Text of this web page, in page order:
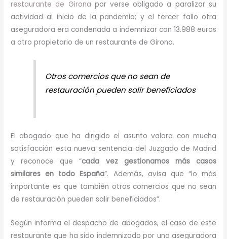
restaurante de Girona por verse obligado a paralizar su
actividad al inicio de la pandemia; y el tercer fallo otra
aseguradora era condenada a indemnizar con 13.988 euros
a otro propietario de un restaurante de Girona.
Otros comercios que no sean de
restauración pueden salir beneficiados
El abogado que ha dirigido el asunto valora con mucha
satisfacción esta nueva sentencia del Juzgado de Madrid
y reconoce que “cada vez gestionamos más casos
similares en todo España”. Además, avisa que “lo más
importante es que también otros comercios que no sean
de restauración pueden salir beneficiados”.
Según informa el despacho de abogados, el caso de este
restaurante que ha sido indemnizado por una aseguradora